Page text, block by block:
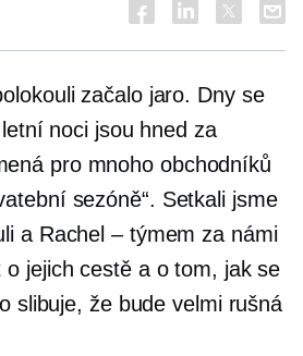
začalo jaro. Dny se
noci jsou hned za
pro mnoho obchodníků
sezóně“. Setkali jsme
a Rachel – týmem za námi
o jejich cestě a o tom, jak se
slibuje, že bude velmi rušná